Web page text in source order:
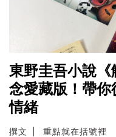
東野圭吾小說《
念愛藏版！帶你
情緒
撰文 重點就在括號裡